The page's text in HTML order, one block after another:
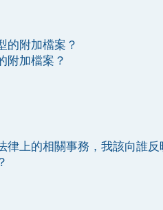
的附加檔案？
附加檔案？
律上的相關事務，我該向誰反